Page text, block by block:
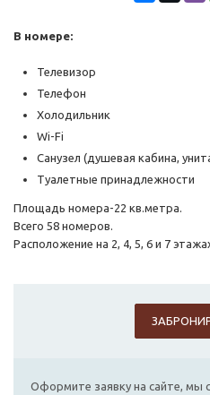
В номере:
Телевизор
Телефон
Холодильник
Wi-Fi
Санузел (душевая кабина,
Туалетные принадлежности
Площадь номера-22 кв.метра.
Всего 58 номеров.
Расположение на 2, 4, 5, 6 и 7
Оформите заявку на сайте, мы